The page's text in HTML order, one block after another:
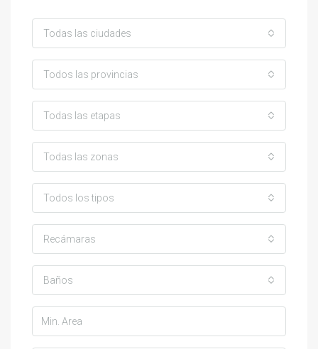
Todas las ciudades
Todos las provincias
Todas las etapas
Todas las zonas
Todos los tipos
Recámaras
Baños